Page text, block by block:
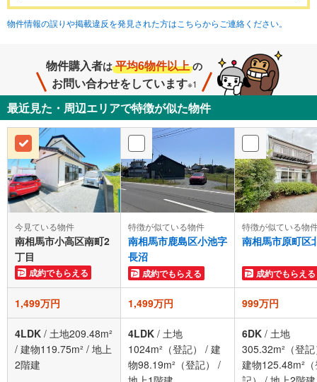
物件情報の誤りや掲載違反を発見された方はこちらからご連絡ください。
物件購入者は 平均6物件以上 の
お問い合わせをしています※1
最近見た・周辺エリアで特徴が似た物件
今見ている物件
南相馬市小高区南町2
丁目
成約でもらえる
特徴が似ている物件
南相馬市鹿島区小池字
長沼
成約でもらえる
特徴が似ている物
南相馬市原町区
成約でもらえる
1,499万円 1,499万円 999万円
4LDK / 土地209.48m²
/ 建物119.75m² / 地上
2階建
4LDK / 土地
1024m²（登記）
/ 建
物98.19m²（登記）
/
6DK / 土地
305.32m²（登
建物125.48m²